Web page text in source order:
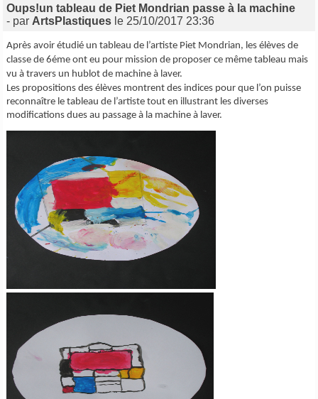
Oups!un tableau de Piet Mondrian passe à la machine
- par ArtsPlastiques le 25/10/2017 23:36
Après avoir étudié un tableau de l’artiste Piet Mondrian, les élèves de
classe de 6éme ont eu pour mission de proposer ce même tableau mais
vu à travers un hublot de machine à laver.
Les propositions des élèves montrent des indices pour que l’on puisse
reconnaître le tableau de l’artiste tout en illustrant les diverses
modifications dues au passage à la machine à laver.